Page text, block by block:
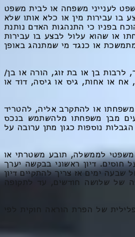
לענייני משפחה או לבית משפט
בו עבירות מין או כלא אותו שלא
בפניו כי התנהגות האדם נותנת
או שהוא עלול לבצע בו עבירות
או כנגד מי שמתנהג באופן
בן או בת זוג, הורה או בן/
או אחות, גיס או גיסה, דוד או
או להתקרב אליה, להטריד
מבן משפחתו מלהשתמש בנכס
נוספות כגון מתן ערובה על
לממשלה, תובע משטרתי או
חוסים. דיון ראשוני בבקשה יערך
ימים אז צריך להתקיים דיון
של שלושה חודשים, עד לתקופה
של הפרת הוראה חוקית לפי